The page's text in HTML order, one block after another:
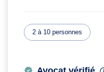
2 à 10 personnes